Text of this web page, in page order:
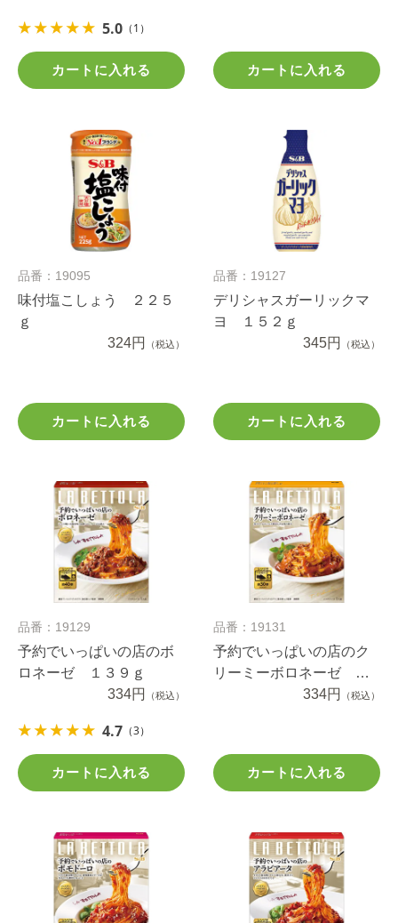
5.0 （1）
カートに入れる カートに入れる
品番：19095
味付塩こしょう ２２５
ｇ
324円
（税込）
カートに入れる
品番：19127
デリシャスガーリックマ
ヨ １５２ｇ
345円
（税込）
カートに入れる
品番：19129
予約でいっぱいの店のボ
ロネーゼ １３９ｇ
334円
（税込）
4.7 （3）
カートに入れる
品番：19131
予約でいっぱいの店のク
リーミーボロネーゼ １
334円 （税込）
カートに入れる